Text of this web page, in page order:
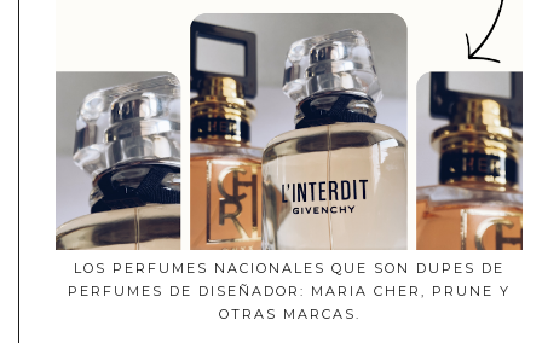
LOS PERFUMES NACIONALES QUE SON DUPES DE
PERFUMES DE DISEÑADOR: MARIA CHER, PRUNE Y
OTRAS MARCAS.